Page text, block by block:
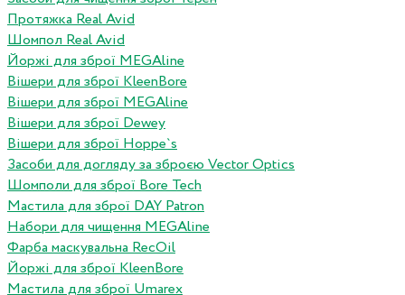
Протяжка Real Avid
Шомпол Real Avid
Йоржі для зброї MEGAline
Вішери для зброї KleenBore
Вішери для зброї MEGAline
Вішери для зброї Dewey
Вішери для зброї Hoppe`s
Засоби для догляду за зброєю Vector Optics
Шомполи для зброї Bore Tech
Мастила для зброї DAY Patron
Набори для чищення MEGAline
Фарба маскувальна RecOil
Йоржі для зброї KleenBore
Мастила для зброї Umarex